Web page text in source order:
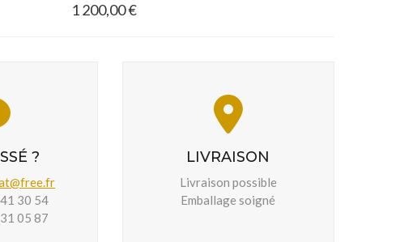
1 200,00 €
?
30 54
05 87
LIVRAISON
Livraison possible
Emballage soigné